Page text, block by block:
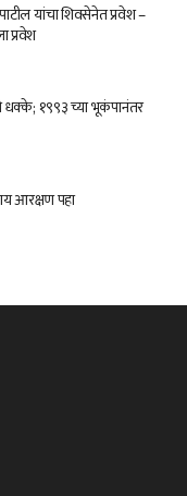
यांचा शिवसेनेत प्रवेश –
प्रवेश
धक्के; १९९३ च्या भूकंपानंतर
आरक्षण पहा